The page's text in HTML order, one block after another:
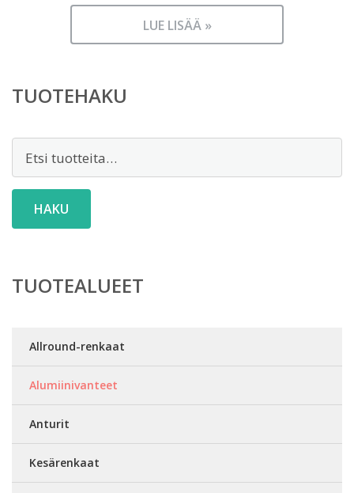
LUE LISÄÄ »
TUOTEHAKU
HAKU
TUOTEALUEET
Allround-renkaat
Alumiinivanteet
Anturit
Kesärenkaat